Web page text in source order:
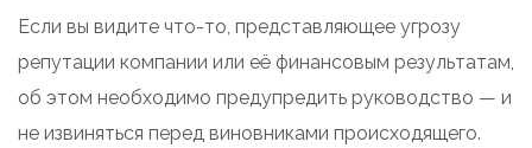
Если вы видите что-то, представляющее угрозу
репутации компании или её финансовым результатам,
об этом необходимо предупредить руководство — и
не извиняться перед виновниками происходящего.